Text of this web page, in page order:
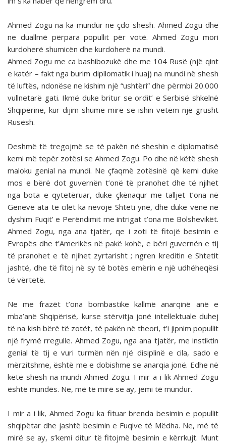
Ahmed Zogu na ka mundur në çdo shesh. Ahmed Zogu dhe
ne duallmë përpara popullit për votë. Ahmed Zogu mori
kurdoherë shumicën dhe kurdoherë na mundi.
Ahmed Zogu me ca bashibozukë dhe me 104 Rusë (një qint
e katër – fakt nga burim dipllomatik i huaj) na mundi në shesh
të luftës, ndonëse ne kishim një “ushtëri” dhe përmbi 20.000
vullnetarë gati. Ikmë duke britur se ordit’ e Serbisë shkelnë
Shqipërinë, kur dijim shumë mirë se ishin vetëm një grusht
Rusësh.
Deshmë të tregojmë se të pakën në sheshin e diplomatisë
kemi më tepër zotësi se Ahmed Zogu. Po dhe në këtë shesh
maloku genial na mundi. Ne çfaqmë zotësinë që kemi duke
mos e bërë dot guvernën t’onë të pranohet dhe të njihet
nga bota e qytetëruar, duke çkënaqur me talljet t’ona në
Genevë ata të cilët ka nevojë Shteti ynë, dhe duke vënë në
dyshim Fuqit’ e Perëndimit me intrigat t’ona me Bolshevikët.
Ahmed Zogu, nga ana tjatër, qe i zoti të fitojë besimin e
Evropës dhe t’Amerikës në pakë kohë, e bëri guvernën e tij
të pranohet e të njihet zyrtarisht ; ngren kreditin e Shtetit
jashtë, dhe të fitoj në sy të botës emërin e një udhëheqësi
të vërtetë.
Ne me frazët t’ona bombastike kallmë anarqinë anë e
mba’anë Shqipërisë, kurse stërvitja jonë intellektuale duhej
të na kish bërë të zotët, të pakën në theori, t’i jipnim popullit
një frymë rregulle. Ahmed Zogu, nga ana tjatër, me instiktin
genial të tij e vuri turmën nën një disiplinë e cila, sado e
mërzitshme, është me e dobishme se anarqia jonë. Edhe në
këtë shesh na mundi Ahmed Zogu. I mir a i lik Ahmed Zogu
është mundës. Ne, më të mirë se ay, jemi të mundur.
I mir a i lik, Ahmed Zogu ka fituar brenda besimin e popullit
shqipëtar dhe jashtë besimin e Fuqive të Mëdha. Ne, më të
mirë se ay, s’kemi ditur të fitojmë besimin e kërrkujt. Munt